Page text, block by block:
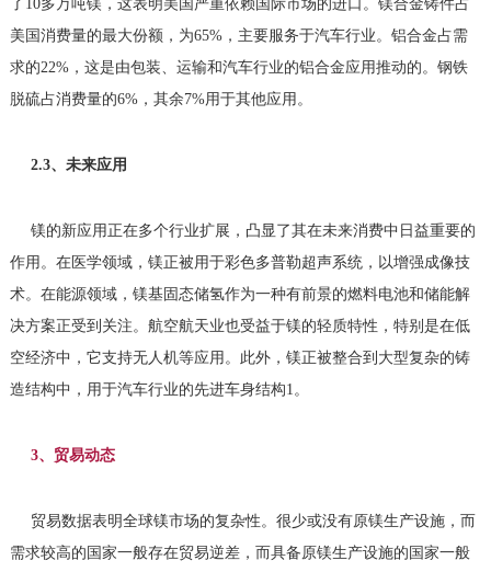
了10多万吨镁，这表明美国严重依赖国际市场的进口。镁合金铸件占
美国消费量的最大份额，为65%，主要服务于汽车行业。铝合金占需
求的22%，这是由包装、运输和汽车行业的铝合金应用推动的。钢铁
脱硫占消费量的6%，其余7%用于其他应用。
2.3、未来应用
镁的新应用正在多个行业扩展，凸显了其在未来消费中日益重要的
作用。在医学领域，镁正被用于彩色多普勒超声系统，以增强成像技
术。在能源领域，镁基固态储氢作为一种有前景的燃料电池和储能解
决方案正受到关注。航空航天业也受益于镁的轻质特性，特别是在低
空经济中，它支持无人机等应用。此外，镁正被整合到大型复杂的铸
造结构中，用于汽车行业的先进车身结构1。
3、贸易动态
贸易数据表明全球镁市场的复杂性。很少或没有原镁生产设施，而
需求较高的国家一般存在贸易逆差，而具备原镁生产设施的国家一般